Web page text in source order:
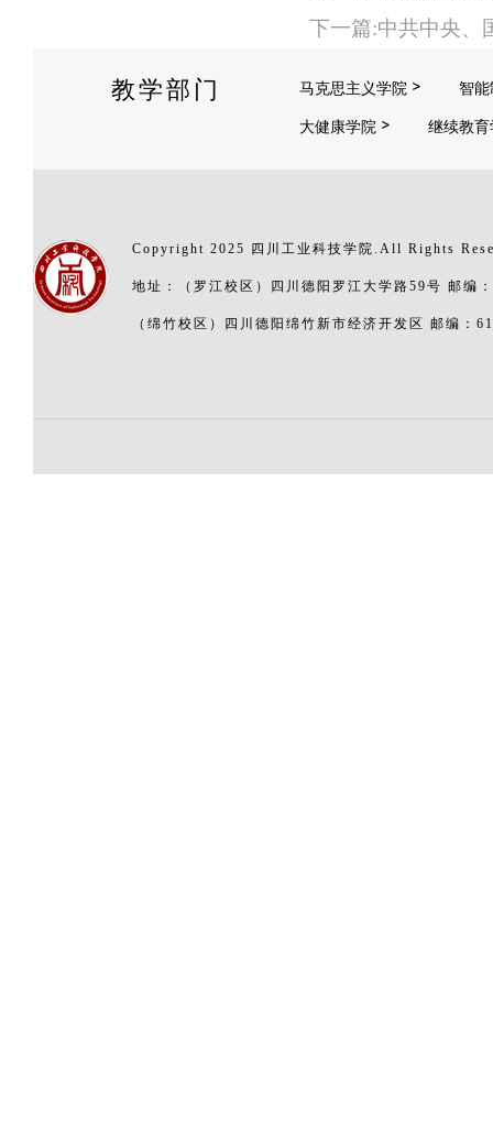
下一篇:中共中央、
教学部门 马克思主义学院
智
大健康学院
继续教
Copyright 2025 四川工业科技学院.All Rights
地址：（罗江校区）四川德阳罗江大学路59号 邮编
（绵竹校区）四川德阳绵竹新市经济开发区 邮编：